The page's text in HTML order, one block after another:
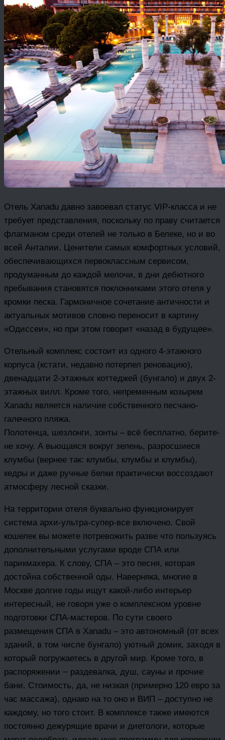
Отель Xanadu давно завоевал статус VIP-класса и не
требует представления, поскольку по праву считается
флагманом среди отелей не только в Белеке, но и во
всей Анталии. Ценители самых комфортных условий,
обеспечивающихся первоклассным сервисом,
продуманным до каждой мелочи, в дни дебютного
пребывания становятся поклонниками этого отеля у
кромки песка. Гармоничное сочетание античности и
актуальных мотивов словно переносит в картину
«Одиссеи», но при этом говорит «назад в будущее».
Отельный комплекс состоит из одного 4-этажного
корпуса (кстати, недавно потерпел реновацию),
двенадцати 2-этажных коттеджей (бунгало) и двух 2-
этажных вилл. Кроме того, непременным козырем
Xanadu является наличие собственного песчано-
галечного пляжа.
Полотенца, шезлонги, зонты – всё бесплатно, берите-
не хочу. А вьющаяся вокруг зелень, разросшиеся
клумбы (вернее так: клумбы, клумбы и клумбы),
кедры и даже ручные белки практически воссоздают
атмосферу лесной сказки.
На территории отеля буквально функционирует
система архи-ультра-супер-все включено. Свой
кошелек вы можете потревожить разве что пользуясь
дополнительными услугами вроде СПА или
парикмахера. К слову, СПА – это песня, которая
достойна собственной оды. Наверняка, многие в
Москве долгие годы ищут какой-либо интерьер
интересный, не говоря уже о комплексном уровне
подготовки СПА-мастеров. По сути своего
размещения СПА в Xanadu – это автономный (от всех
зданий, в том числе бунгало) уютный домик, заходя в
который погружаетесь в другой мир. Кроме того, в
распоряжении − раздевалка, душ, сауны и прочие
бани. Стоимость, да, не низкая (примерно 120 евро за
час массажа), однако на то оно и ВИП – доступно не
каждому, но того стоит. В комплексе также имеются
постоянно дежурящие врачи и диетологи, которые